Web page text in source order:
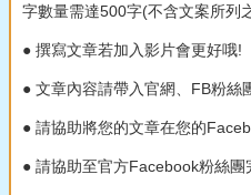
字數量需達500字(不含文案所列
● 撰寫文章若加入影片會更好哦!
● 文章內容請帶入官網、FB粉絲
● 請協助將您的文章在您的
● 請協助至官方Facebook粉絲